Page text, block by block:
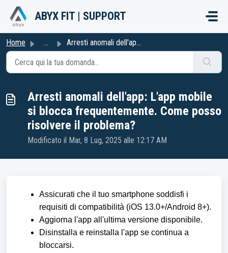
Salta al contenuto principale
ABYX FIT | SUPPORT
Home ... Arresti anomali dell'app: L'app mobile si blocca ...
Arresti anomali dell'app: L'app mobile
si blocca frequentemente. Come posso
risolvere il problema?
Modificato il Mar, 8 Lug, 2025 alle 12:17 AM
Assicurati che il tuo smartphone soddisfi i
requisiti di compatibilità (iOS 13.0+/Android 8+).
Aggiorna l'app all'ultima versione disponibile.
Disinstalla e reinstalla l'app se continua a
bloccarsi.